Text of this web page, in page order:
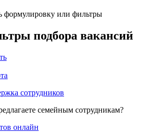
формулировку или фильтры
подбора вакансий
сотрудников
семейным сотрудникам?
онлайн